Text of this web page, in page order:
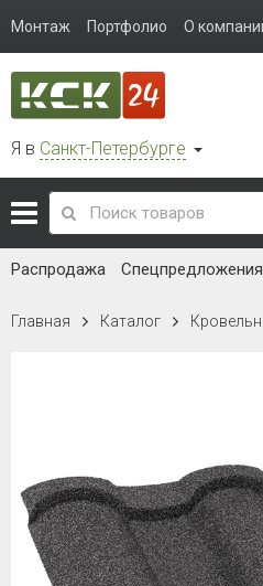
Монтаж Портфолио О
Я в Санкт-Петербурге
Распродажа Спецпредложения
Главная Каталог